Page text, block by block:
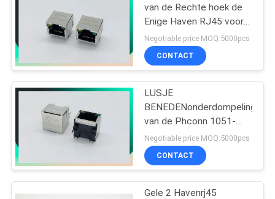
ONGEVEER
ONS
FABRIEKSREIS
KWALITEITSCONTROLE
CONTACTEER
ONS
De Hefboom van
RJ45 Ethernet
34
van de Rechte hoek de
Enige Haven RJ45 voor
Schakelaar, Router, PC
Mainboard
Negotiable price MOQ:5000pcs
CONTACT
LUSJE
BENEDENonderdompeling
van de Phconn 1051-
208001 het Modulaire
RJ45 Hefboom met
Schild en G/Y LEDs
Negotiable price MOQ:5000pcs
CONTACT
Gele 2 Havenrj45